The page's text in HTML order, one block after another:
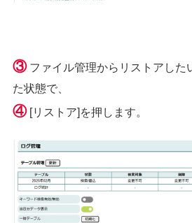
③ファイル管理からリストアした
た状態で、
④[リストア]を押します。